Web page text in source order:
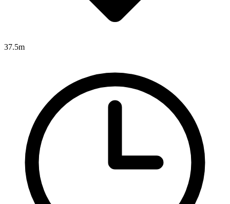
37.5m